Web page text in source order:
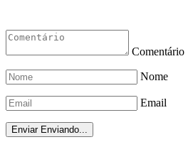
Comentário
Nome
Email
Enviar Enviando...